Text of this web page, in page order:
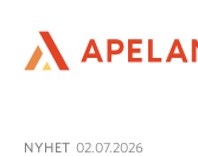
hovedinnhold
NYHET 02.07.2026